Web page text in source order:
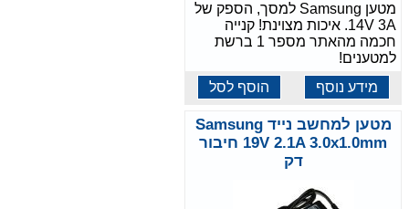
מטען Samsung למסך, הספק של
14V 3A. איכות מצוינת! קנייה
חכמה מהאתר מספר 1 ברשת
למטענים!
מידע נוסף
הוסף לסל
מטען למחשב נייד Samsung
19V 2.1A 3.0x1.0mm חיבור
דק